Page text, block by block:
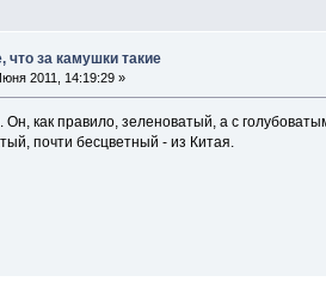
что за камушки такие
2011, 14:19:29 »
как правило, зеленоватый, а с
почти бесцветный - из Китая.